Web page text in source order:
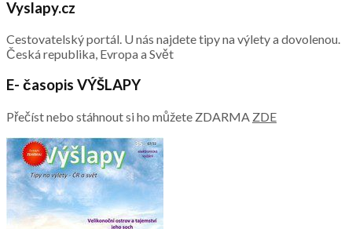
Vyslapy.cz
Cestovatelský portál. U nás najdete tipy na výlety a dovolenou.
Česká republika, Evropa a Svět
E- časopis VÝŠLAPY
Přečíst nebo stáhnout si ho můžete ZDARMA ZDE